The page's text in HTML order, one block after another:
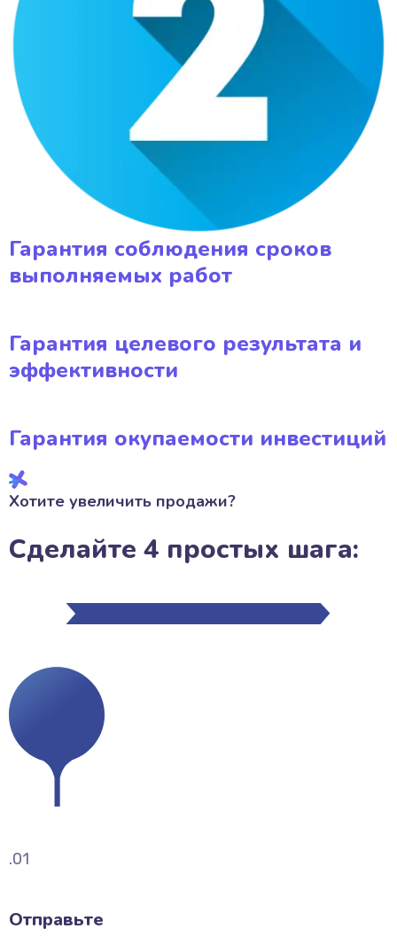
Гарантия соблюдения сроков
выполняемых работ
Гарантия целевого результата и
эффективности
Гарантия окупаемости инвестиций
Хотите увеличить продажи?
Сделайте 4 простых шага:
.01
Отправьте